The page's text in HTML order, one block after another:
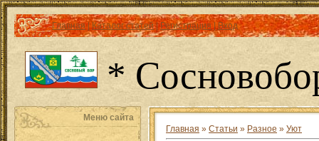
Главная|Каталог статей|Регистрация |Вход
*
Меню сайта
Главная » Статьи » Разное » Уют